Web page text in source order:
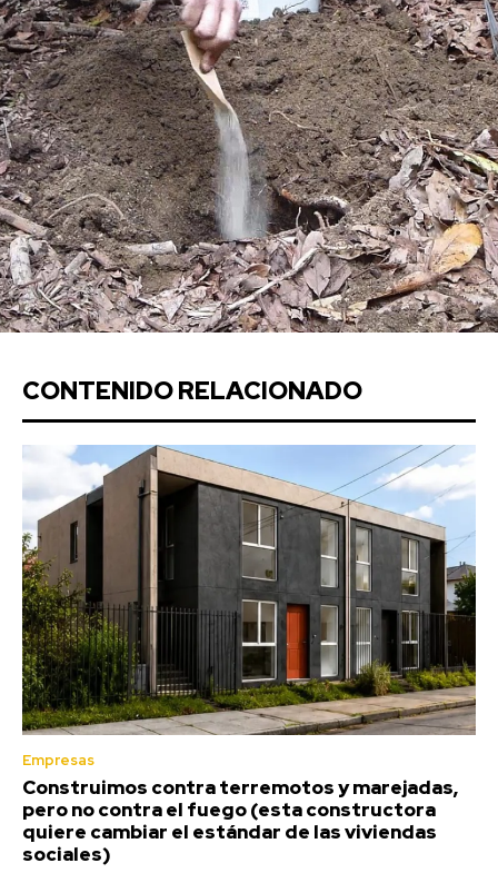
CONTENIDO RELACIONADO
Empresas
Construimos contra terremotos y marejadas,
pero no contra el fuego (esta constructora
quiere cambiar el estándar de las viviendas
sociales)